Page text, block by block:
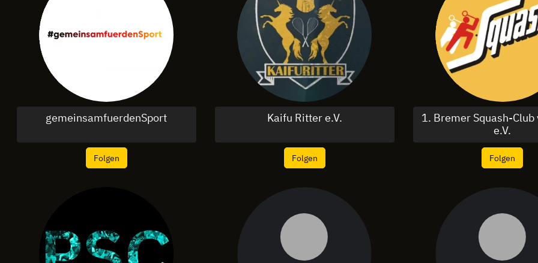
gemeinsamfuerdenSport
Folgen
Kaifu Ritter e.V.
Folgen
1. Bremer Squash-
e.V.
Folgen